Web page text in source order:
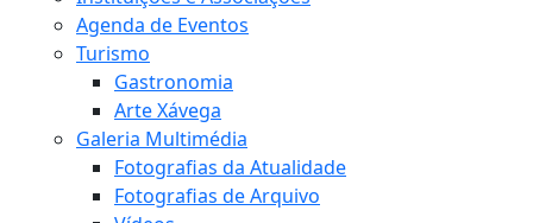
Agenda de Eventos
Turismo
Gastronomia
Arte Xávega
Galeria Multimédia
Fotografias da Atualidade
Fotografias de Arquivo